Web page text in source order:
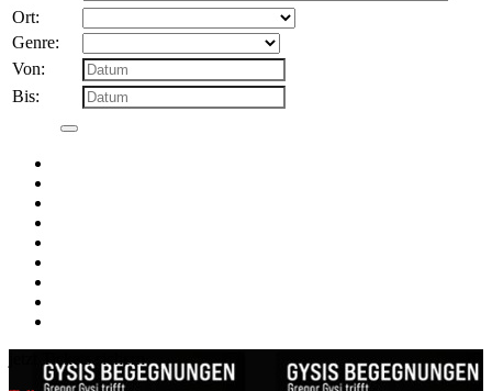
Ort:
Genre:
Von:
Bis:
jetzt Tickets sichern